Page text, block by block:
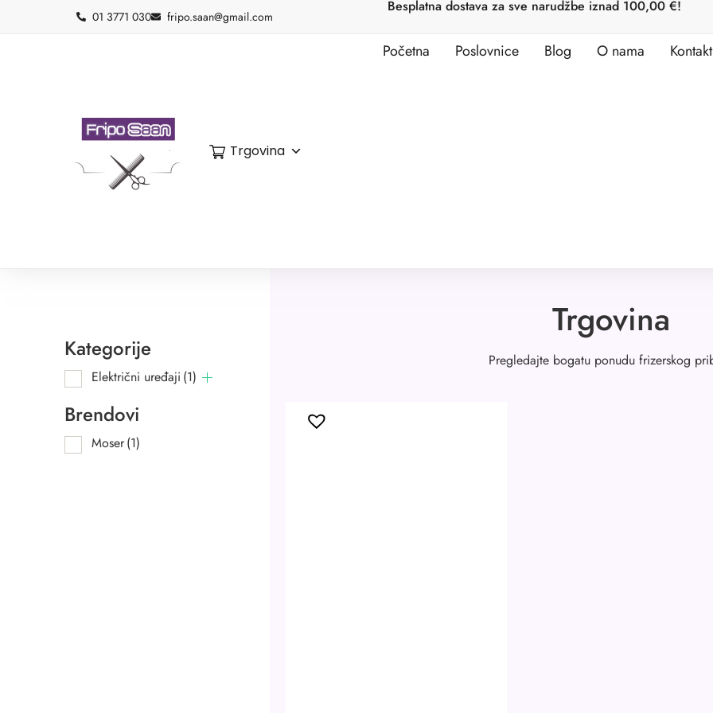
01 3771 030 fripo.saan@gmail.com
Besplatna dostava za sve narudžbe iznad 100,00 €!
Trgovina
Početna Poslovnice Blog O nama Kontakt
Kategorije
Električni uređaji (1)
Brendovi
Moser(1)
Trgovina
Pregledajte bogatu ponudu frizerskog